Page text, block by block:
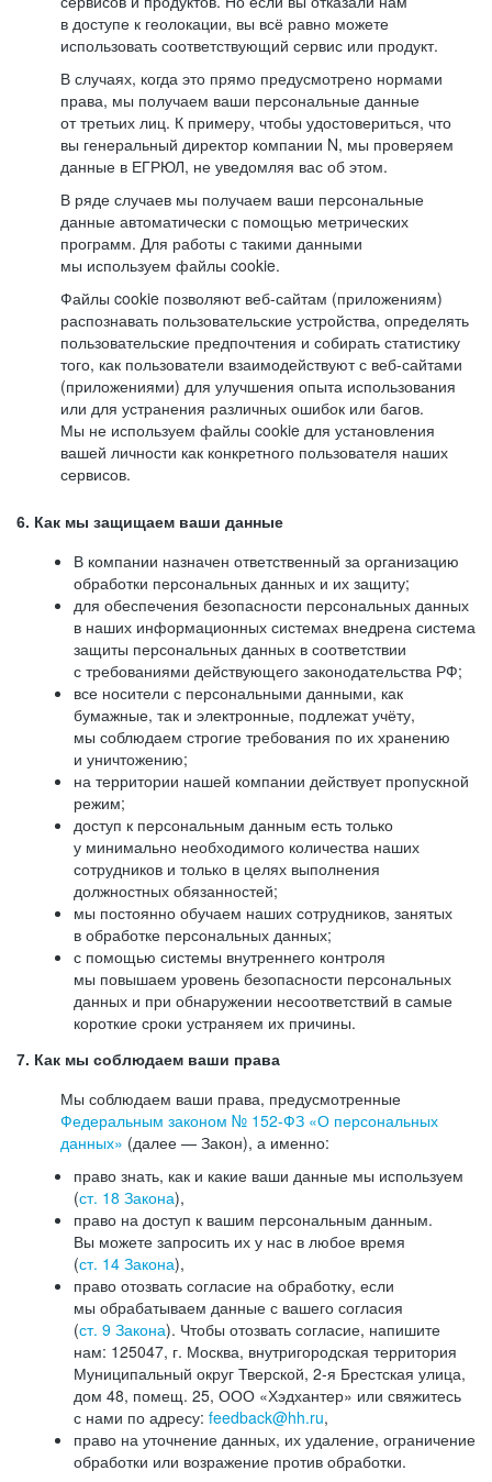
в доступе к геолокации, вы всё равно можете
использовать соответствующий сервис или продукт.
В случаях, когда это прямо предусмотрено нормами
права, мы получаем ваши персональные данные
от третьих лиц. К примеру, чтобы удостовериться, что
вы генеральный директор компании N, мы проверяем
данные в ЕГРЮЛ, не уведомляя вас об этом.
В ряде случаев мы получаем ваши персональные
данные автоматически с помощью метрических
программ. Для работы с такими данными
мы используем файлы cookie.
Файлы cookie позволяют веб-сайтам (приложениям)
распознавать пользовательские устройства, определять
пользовательские предпочтения и собирать статистику
того, как пользователи взаимодействуют с веб-сайтами
(приложениями) для улучшения опыта использования
или для устранения различных ошибок или багов.
Мы не используем файлы cookie для установления
вашей личности как конкретного пользователя наших
сервисов.
6. Как мы защищаем ваши данные
В компании назначен ответственный за организацию
обработки персональных данных и их защиту;
для обеспечения безопасности персональных данных
в наших информационных системах внедрена система
защиты персональных данных в соответствии
с требованиями действующего законодательства РФ;
все носители с персональными данными, как
бумажные, так и электронные, подлежат учёту,
мы соблюдаем строгие требования по их хранению
и уничтожению;
на территории нашей компании действует пропускной
режим;
доступ к персональным данным есть только
у минимально необходимого количества наших
сотрудников и только в целях выполнения
должностных обязанностей;
мы постоянно обучаем наших сотрудников, занятых
в обработке персональных данных;
с помощью системы внутреннего контроля
мы повышаем уровень безопасности персональных
данных и при обнаружении несоответствий в самые
короткие сроки устраняем их причины.
7. Как мы соблюдаем ваши права
Мы соблюдаем ваши права, предусмотренные
Федеральным законом № 152-ФЗ «О персональных
данных» (далее — Закон), а именно:
право знать, как и какие ваши данные мы используем
(ст. 18 Закона),
право на доступ к вашим персональным данным.
Вы можете запросить их у нас в любое время
(ст. 14 Закона),
право отозвать согласие на обработку, если
мы обрабатываем данные с вашего согласия
(ст. 9 Закона). Чтобы отозвать согласие, напишите
нам: 125047, г. Москва, внутригородская территория
Муниципальный округ Тверской, 2-я Брестская улица,
дом 48, помещ. 25, ООО «Хэдхантер» или свяжитесь
с нами по адресу: feedback@hh.ru,
право на уточнение данных, их удаление, ограничение
обработки или возражение против обработки.